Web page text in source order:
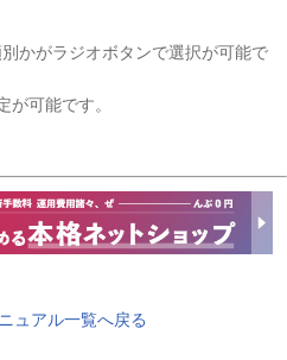
かがラジオボタンで選択が可能で
が可能です。
ュアル一覧へ戻る